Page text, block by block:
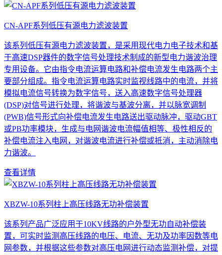
CN-APF系列低压有源电力滤波装置
该系列低压有源电力滤波装置，是采用现代电力电子技术和基
于高速DSP器件的数字信号处理技术制成的新型电力谐波治理
专用设备。它由指令电流运算电路和补偿电流发生电路两个主
要部分组成。指令电流运算电路实时监视线路中的电流，并将
模拟电流信号转换为数字信号，送入高速数字信号处理器
(DSP)对信号进行处理，将谐波与基波分离，并以脉宽调制
(PWB)信号形式向补偿电流发生电路送出驱动脉冲，驱动GBT
或PB功率模块，生成与电网谐波电流幅值相等、极性相反的
补偿电流注入电网，对谐波电流进行补偿或抵消，主动消除电
力谐波。
查看详情
XBZW-10系列柱上高压线路无功补偿装置
该系列产品广泛应用于10KV线路的户外型无功自动补偿装
置，可实时监测高压线路的电压、电流、无功及功率因数等电
网参数，并根据这些参数对高压电网进行动态监测补偿，对提